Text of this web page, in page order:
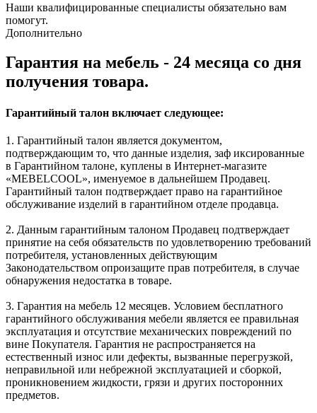
Наши квалифицированные специалисты обязательно вам
помогут.
Дополнительно
Гарантия на мебель - 24 месяца со дня
получения товара.
Гарантийный талон включает следующее:
1. Гарантийный талон является документом,
подтверждающим то, что данные изделия, заф иксированные
в Гарантийном талоне, куплены в Интернет-магазите
«MEBELCOOL», именуемое в дальнейшем Продавец.
Гарантийный талон подтверждает право на гарантийное
обслуживание изделий в гарантийном отделе продавца.
2. Данным гарантийным талоном Продавец подтверждает
принятие на себя обязательств по удовлетворению требований
потребителя, установленных действующим
Законодательством опроизащите прав потребителя, в случае
обнаружения недостатка в товаре.
3. Гарантия на мебель 12 месяцев. Условием бесплатного
гарантийного обслуживания мебели является ее правильная
эксплуатация и отсутствие механических повреждений по
вине Покупателя. Гарантия не распространяется на
естественный износ или дефекты, вызванные перегрузкой,
неправильной или небрежной эксплуатацией и сборкой,
проникновением жидкости, грязи и других посторонних
предметов.